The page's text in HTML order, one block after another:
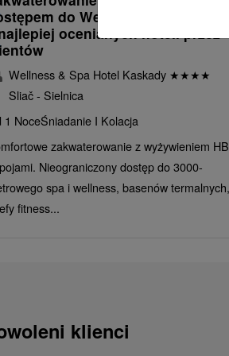
do Wellness i Spa: Jeden
ocenianych hoteli przez
Wellness & Spa Hotel Kaskady ★★★★
Sliač - Sielnica
1 NoceŚniadanie I Kolacja
zakwaterowanie z wyżywieniem
Nieograniczony dostęp do 3000-
spa i wellness, basenów termalnych,
fitness...
klienci